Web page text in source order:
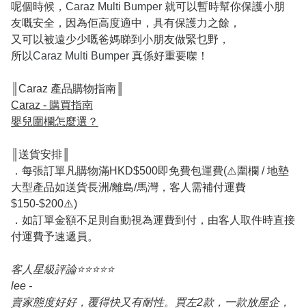
呢個時候， Caraz Multi Bumper 就可以暫時幫你保護小朋
友嘅安全，因為佢高度適中，具有保護力之餘，
又可以被遠少少嘅爸媽睇到小朋友做緊乜野，
所以Caraz Multi Bumper 真係好重要㗎！
║Caraz 產品購物指南║
Caraz - 購買指南
嬰兒圍欄怎麼選？
║送貨安排║
．每張訂單凡購物滿HKD$500即免費包運費(⚠️圍欄 / 地墊
大型產品如送貨長洲/離島/馬灣，客人需補付運費
$150-$200⚠️)
．如訂單金額不足則自動視為運費到付，由客人取件時直接
付運費予速遞員。
客人星級評論⭐️⭐️⭐️⭐️⭐️
lee -
賣家態度好好，覆得快又有耐性。買左2款，一款放屋企，